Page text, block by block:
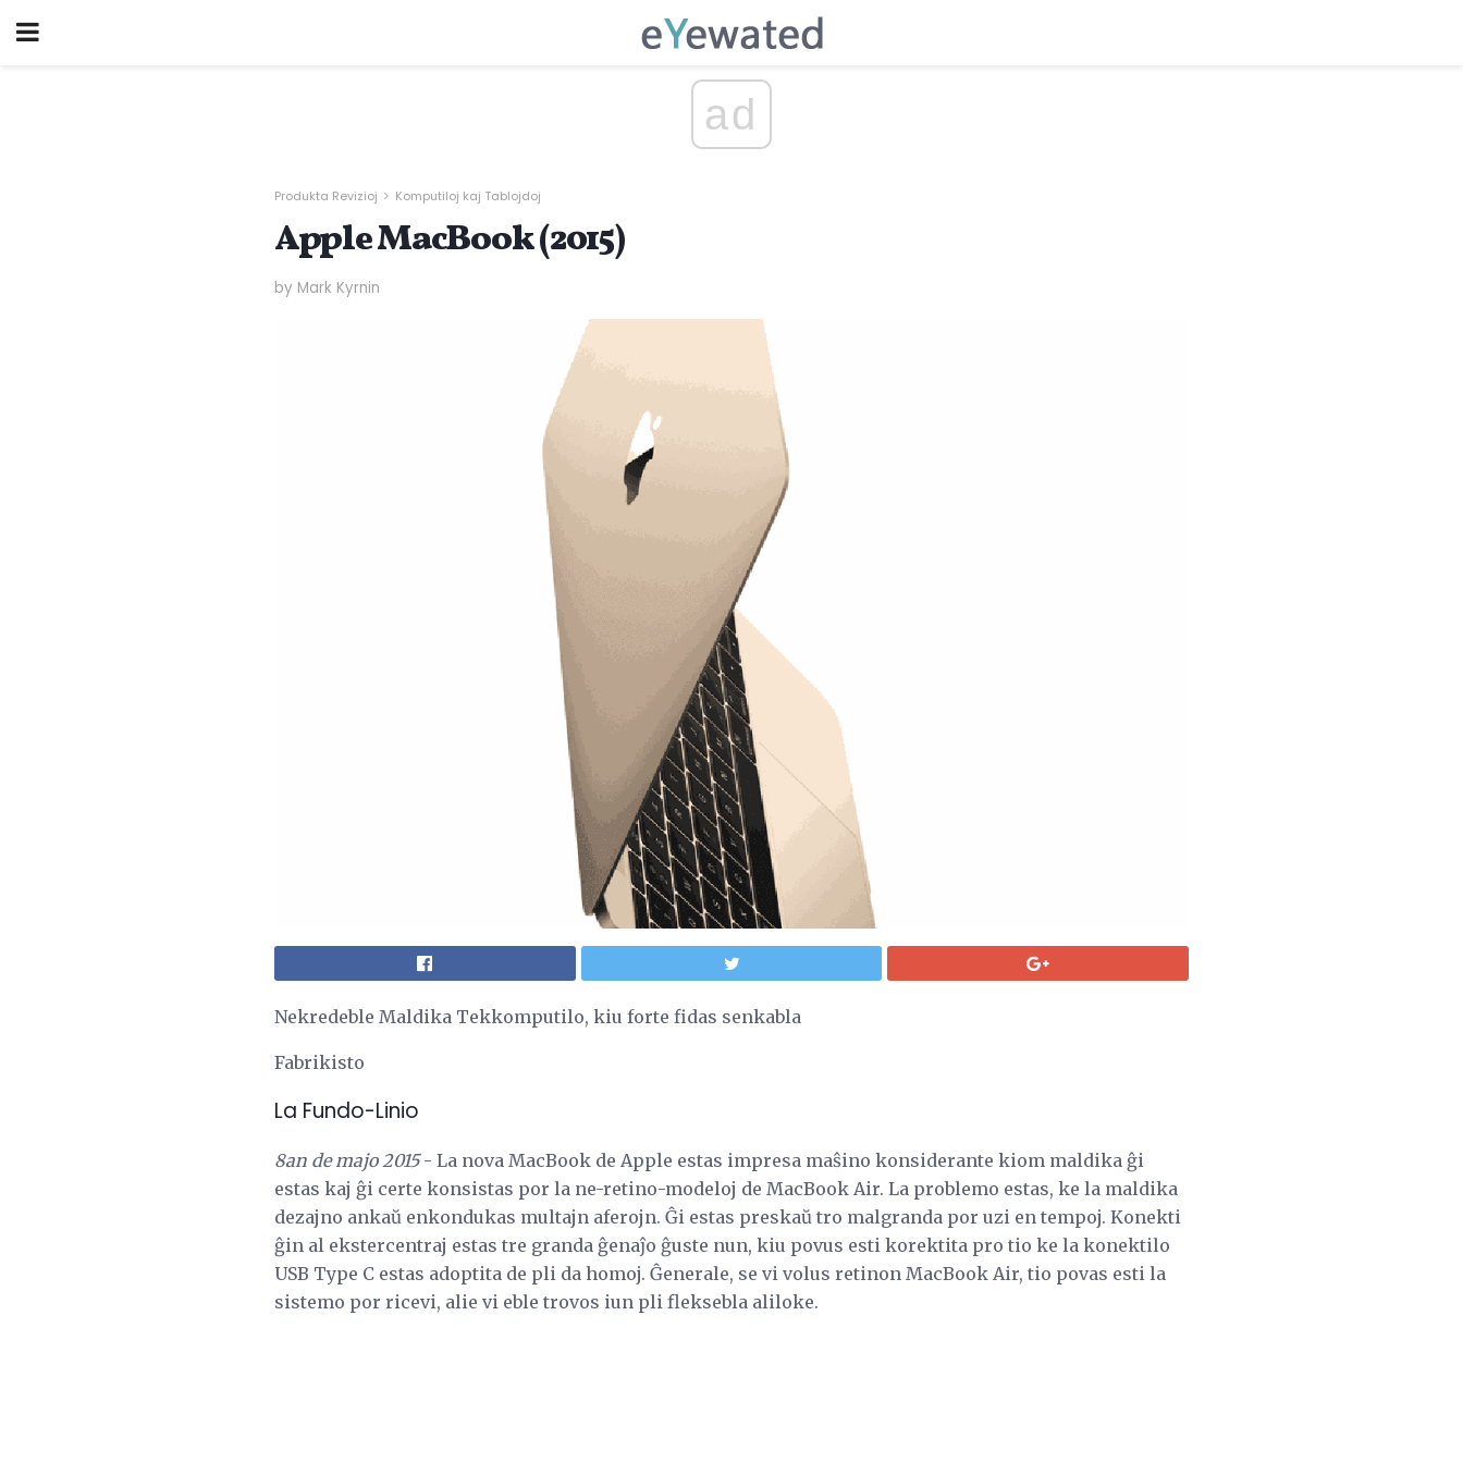
ad
Produkta Revizioj Komputiloj kaj Tablojdoj
Apple MacBook (2015)
by Mark Kyrnin
Nekredeble Maldika Tekkomputilo, kiu forte fidas senkabla
Fabrikisto
La Fundo-Linio
8an de majo 2015- La nova MacBook de Apple estas impresa maŝino konsiderante kiom maldika ĝi
estas kaj ĝi certe konsistas por la ne-retino-modeloj de MacBook Air. La problemo estas, ke la maldika
dezajno ankaŭ enkondukas multajn aferojn. Ĝi estas preskaŭ tro malgranda por uzi en tempoj. Konekti
ĝin al ekstercentraj estas tre granda ĝenaĵo ĝuste nun, kiu povus esti korektita pro tio ke la konektilo
USB Type C estas adoptita de pli da homoj. Ĝenerale, se vi volus retinon MacBook Air, tio povas esti la
sistemo por ricevi, alie vi eble trovos iun pli fleksebla aliloke.